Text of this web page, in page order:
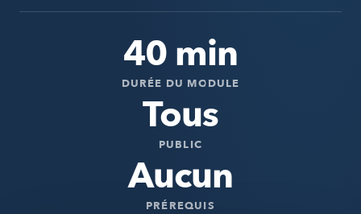
40 min
DURÉE DU MODULE
Tous
PUBLIC
Aucun
PRÉREQUIS